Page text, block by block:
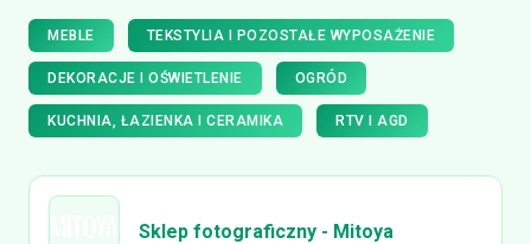
MEBLE TEKSTYLIA I POZOSTAŁE WYPOSAŻENIE
DEKORACJE I OŚWIETLENIE OGRÓD
KUCHNIA, ŁAZIENKA I CERAMIKA RTV I AGD
Sklep fotograficzny - Mitoya